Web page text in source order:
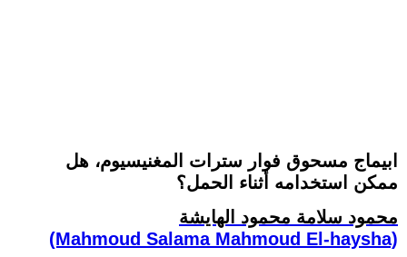
ابيماج مسحوق فوار سترات المغنيسيوم، هل
ممكن استخدامه أثناء الحمل؟
محمود سلامة محمود الهايشة
(Mahmoud Salama Mahmoud El-haysha)